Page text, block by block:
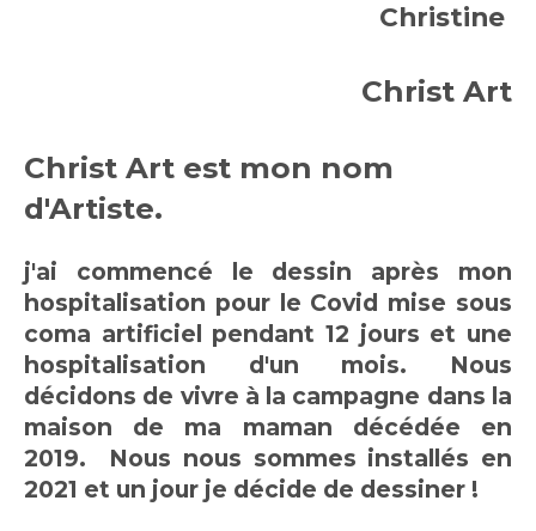
Christine
Christ Art
Christ Art est mon nom
d'Artiste.
j'ai commencé le dessin après mon
hospitalisation pour le Covid mise sous
coma artificiel pendant 12 jours et une
hospitalisation d'un mois. Nous
décidons de vivre à la campagne dans la
maison de ma maman décédée en
2019. Nous nous sommes installés en
2021 et un jour je décide de dessiner !